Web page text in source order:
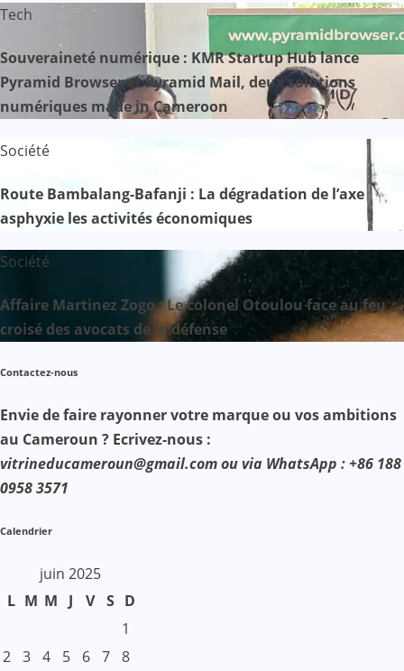
Tech
Souveraineté numérique : KMR Startup Hub lance
Pyramid Browser et Pyramid Mail, deux solutions
numériques made in Cameroon
Société
Route Bambalang-Bafanji : La dégradation de l’axe
asphyxie les activités économiques
Société
Affaire Martinez Zogo : Le colonel Otoulou face au feu
croisé des avocats de la défense
Contactez-nous
Envie de faire rayonner votre marque ou vos ambitions
au Cameroun ? Ecrivez-nous :
vitrineducameroun@gmail.com ou via WhatsApp : +86 188
0958 3571
Calendrier
juin 2025
L M M J V S D
1
2 3 4 5 6 7 8